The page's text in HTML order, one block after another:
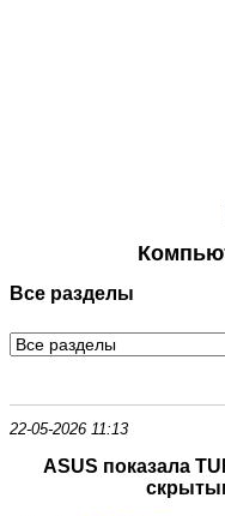
Все разделы
22-05-2026 11:13
ASUS показала